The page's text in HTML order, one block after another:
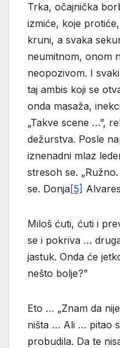
Trka, očajnička
izmiće, koje
kruni, a svaka
neumitnom, onom
neopozivom. I
taj ambis koji se
onda masaža,
„Takve scene …”,
dežurstva. Posle
iznenadni mlaz
stresoh se.
se. Donja[5]
Miloš ćuti, ćuti i
se i pokriva …
jastuk. Onda će
nešto bolje?”
Eto … „Znam da
ništa … Ali … pitao
probudila. Da te